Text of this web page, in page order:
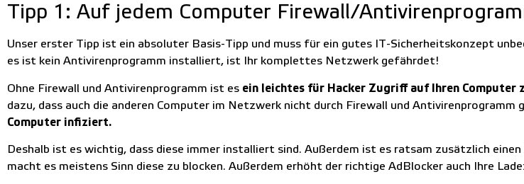
Tipp 1: Auf jedem Computer Firewall/
Unser erster Tipp ist ein absoluter Basis-Tipp und muss für ein gutes IT-Sicherheitskonzept
es ist kein Antivirenprogramm installiert, ist Ihr komplettes Netzwerk gefährdet!
Ohne Firewall und Antivirenprogramm ist es ein leichtes für Hacker Zugriff auf Ihren Computer
dazu, dass auch die anderen Computer im Netzwerk nicht durch Firewall und
Computer infiziert.
Deshalb ist es wichtig, dass diese immer installiert sind. Außerdem ist es ratsam zusätzlich
macht es meistens Sinn diese zu blocken. Außerdem erhöht der richtige AdBlocker auch Ihre